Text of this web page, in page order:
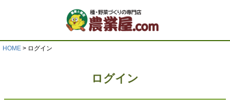
HOME ログイン
ログイン